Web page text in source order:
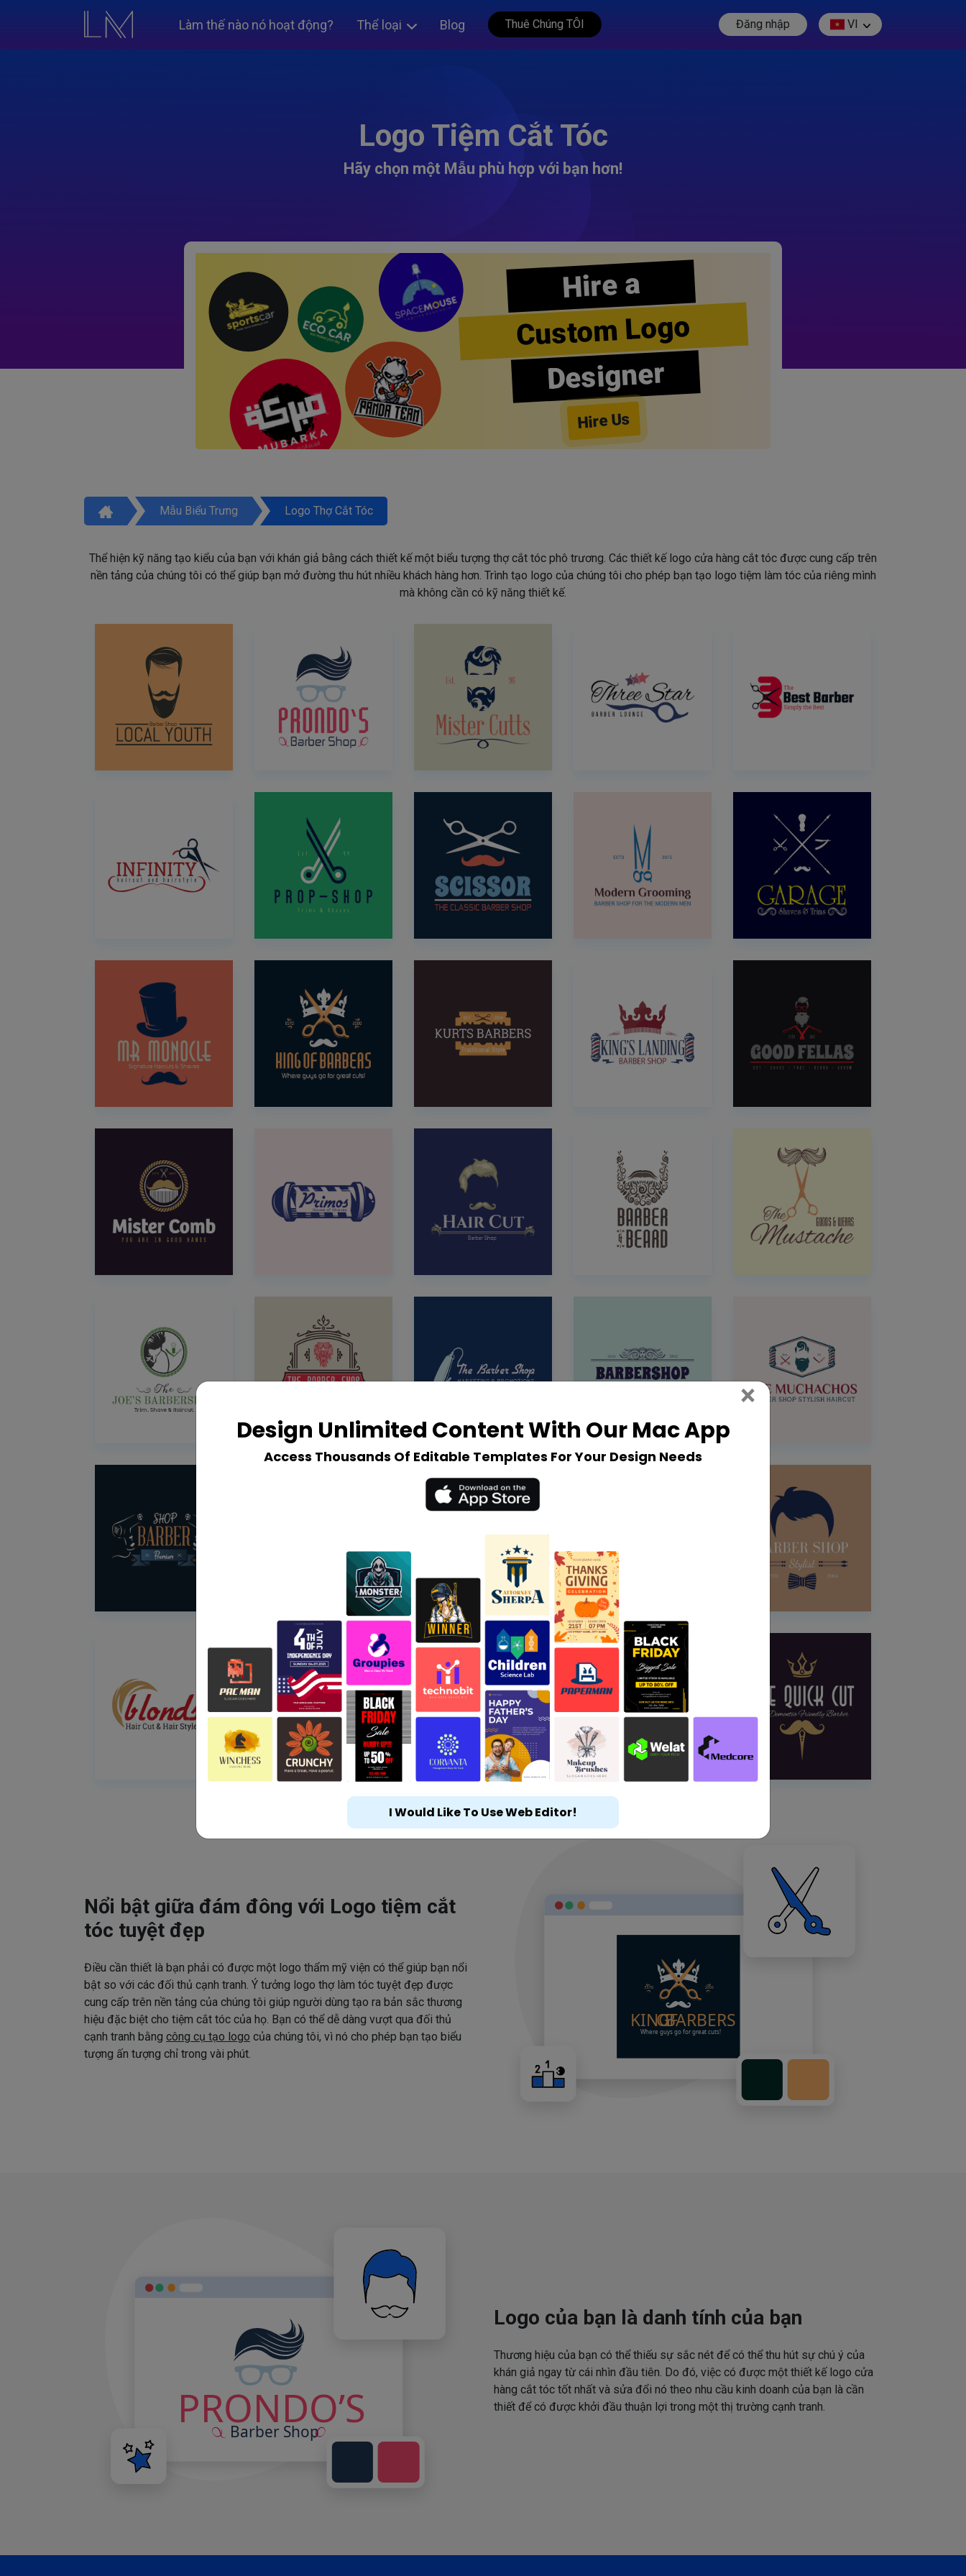
Làm thế nào nó hoạt động? Thể loại Blog Thuê Chúng TÔI Đăng nhập VI
Logo Tiệm Cắt Tóc
Hãy chọn một Mẫu phù hợp với bạn hơn!
Hire a
Custom Logo
Designer
Hire Us
Mẫu Biểu Trưng Logo Thợ Cắt Tóc
Thể hiện kỹ năng tạo kiểu của bạn với khán giả bằng cách thiết kế một biểu tượng thợ cắt tóc phô trương. Các thiết kế logo cửa hàng cắt tóc được cung cấp trên
nền tảng của chúng tôi có thể giúp bạn mở đường thu hút nhiều khách hàng hơn. Trình tạo logo của chúng tôi cho phép bạn tạo logo tiệm làm tóc của riêng mình
mà không cần có kỹ năng thiết kế.
Nổi bật giữa đám đông với Logo tiệm cắt
tóc tuyệt đẹp
Điều cần thiết là bạn phải có được một logo thẩm mỹ viện có thể giúp bạn nổi
bật so với các đối thủ cạnh tranh. Ý tưởng logo thợ làm tóc tuyệt đẹp được
cung cấp trên nền tảng của chúng tôi giúp người dùng tạo ra bản sắc thương
hiệu đặc biệt cho tiệm cắt tóc của họ. Bạn có thể dễ dàng vượt qua đối thủ
cạnh tranh bằng công cụ tạo logo của chúng tôi, vì nó cho phép bạn tạo biểu
tượng ấn tượng chỉ trong vài phút.
Logo của bạn là danh tính của bạn
Thương hiệu của bạn có thể thiếu sự sắc nét để có thể thu hút sự chú ý của
khán giả ngay từ cái nhìn đầu tiên. Do đó, việc có được một thiết kế logo cửa
hàng cắt tóc tốt nhất và sửa đổi nó theo nhu cầu kinh doanh của bạn là cần
thiết để có được khởi đầu thuận lợi trong một thị trường cạnh tranh.
Design Unlimited Content With Our Mac App
Access Thousands Of Editable Templates For Your Design Needs
× Close
I Would Like To Use Web Editor!